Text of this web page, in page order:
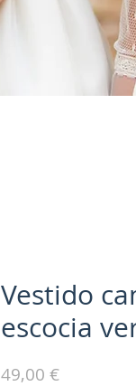
Vestido
escocia
49,00 €Precio